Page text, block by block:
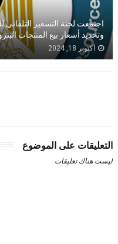
اجتمعت لجنة التسعير التلقائي
وتحديد أسعار بيع المنتجات
أكتوبر 18, 2024
التعليقات على الموضوع
ليست هناك تعليقات